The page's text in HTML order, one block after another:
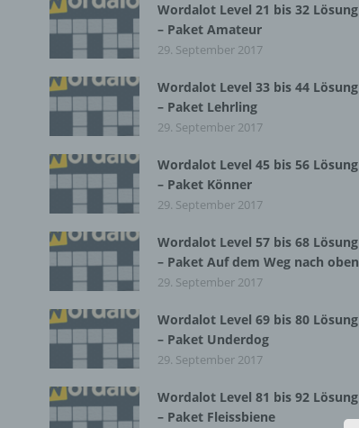
Wordalot Level 21 bis 32 Lösung
– Paket Amateur
29. September 2017
Wordalot Level 33 bis 44 Lösung
– Paket Lehrling
29. September 2017
Wordalot Level 45 bis 56 Lösung
– Paket Könner
29. September 2017
Wordalot Level 57 bis 68 Lösung
– Paket Auf dem Weg nach oben
29. September 2017
Wordalot Level 69 bis 80 Lösung
– Paket Underdog
29. September 2017
Wordalot Level 81 bis 92 Lösung
– Paket Fleissbiene